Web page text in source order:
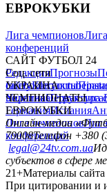
ЕВРОКУБКИ
Лига чемпионов
конференций
САЙТ ФУТБОЛ 24
РедакцияПрогнозы
сайтуКонтакты
политикаСтруктура
Соц. сети
facebookxyoutube
УКРАИНА
УкраинаПервая лига
ЧЕМПИОНАТЫ
ГерманияИспания
ЕВРОКУБКИ
Лига чемпионов
конференций
Онлайн-медиа
79008Телефон +380
legal@24tv.com.ua
субъектов в сфере
21+Материалы сайта
При цитировании и